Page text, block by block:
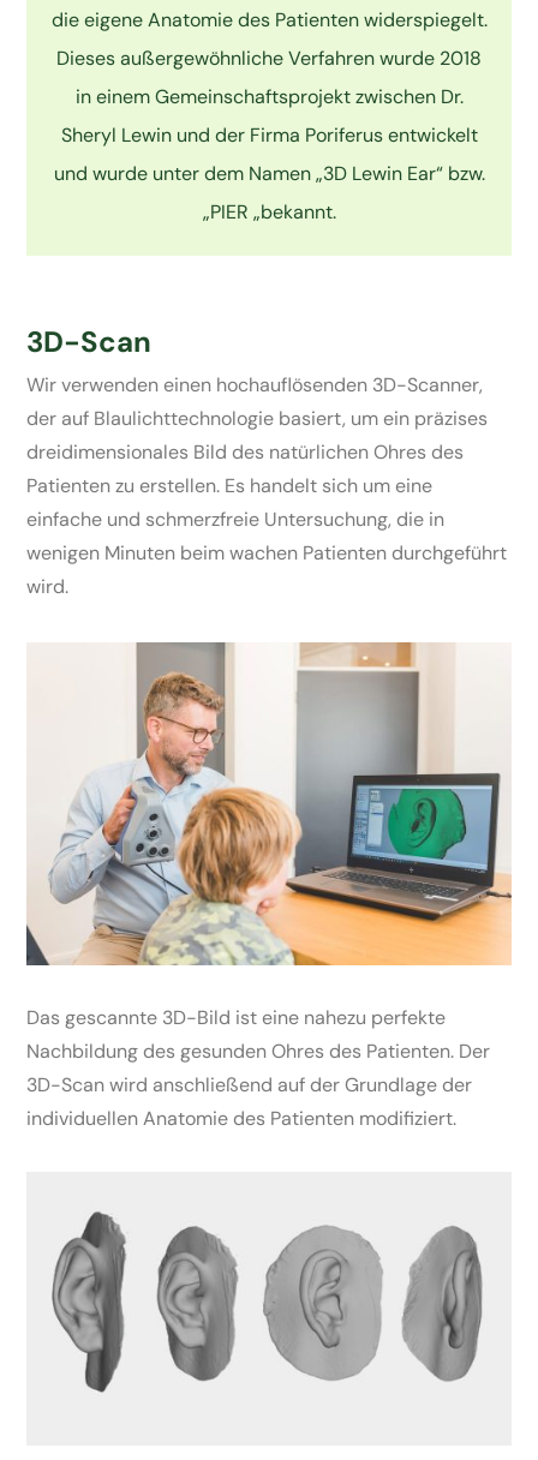
die eigene Anatomie des Patienten widerspiegelt.
Dieses außergewöhnliche Verfahren wurde 2018
in einem Gemeinschaftsprojekt zwischen Dr.
Sheryl Lewin und der Firma Poriferus entwickelt
und wurde unter dem Namen „3D Lewin Ear“ bzw.
„PIER „bekannt.
3D-Scan
Wir verwenden einen hochauflösenden 3D-Scanner,
der auf Blaulichttechnologie basiert, um ein präzises
dreidimensionales Bild des natürlichen Ohres des
Patienten zu erstellen. Es handelt sich um eine
einfache und schmerzfreie Untersuchung, die in
wenigen Minuten beim wachen Patienten durchgeführt
wird.
Das gescannte 3D-Bild ist eine nahezu perfekte
Nachbildung des gesunden Ohres des Patienten. Der
3D-Scan wird anschließend auf der Grundlage der
individuellen Anatomie des Patienten modifiziert.